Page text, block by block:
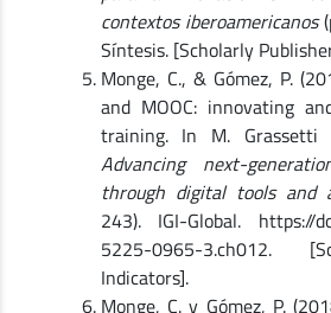
contextos iberoamericanos
Síntesis. [Scholarly
Monge, C., & Gómez, P.
and MOOC: innovating
training. In M. Grassetti
Advancing next-
through digital tools and
243). IGI-Global. https://
5225-0965-3.ch012.
Indicators].
Monge, C. y Gómez, P.